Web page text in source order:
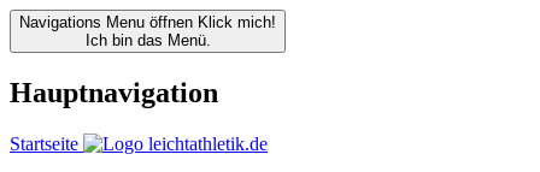
Navigations Menu öffnen Klick mich!
Ich bin das Menü.
Hauptnavigation
Startseite